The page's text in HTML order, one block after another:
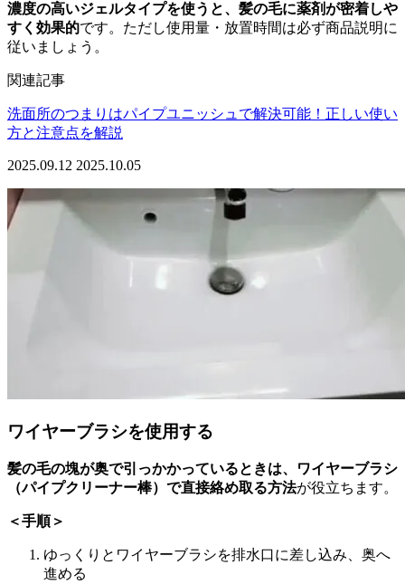
濃度の高いジェルタイプを使うと、髪の毛に薬剤が密着しや
すく効果的です。ただし使用量・放置時間は必ず商品説明に
従いましょう。
関連記事
洗面所のつまりはパイプユニッシュで解決可能！正しい使い
方と注意点を解説
2025.09.12 2025.10.05
ワイヤーブラシを使用する
髪の毛の塊が奥で引っかかっているときは、ワイヤーブラシ
（パイプクリーナー棒）で直接絡め取る方法が役立ちます。
＜手順＞
ゆっくりとワイヤーブラシを排水口に差し込み、奥へ
進める